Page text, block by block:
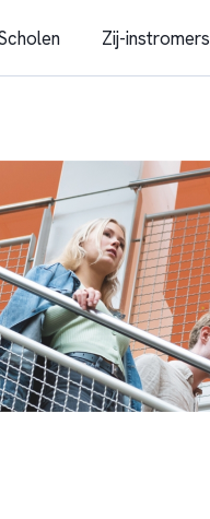
Zij-instromers